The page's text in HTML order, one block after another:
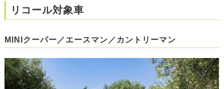
リコール対象車
MINIクーパー／エースマン／カントリーマン